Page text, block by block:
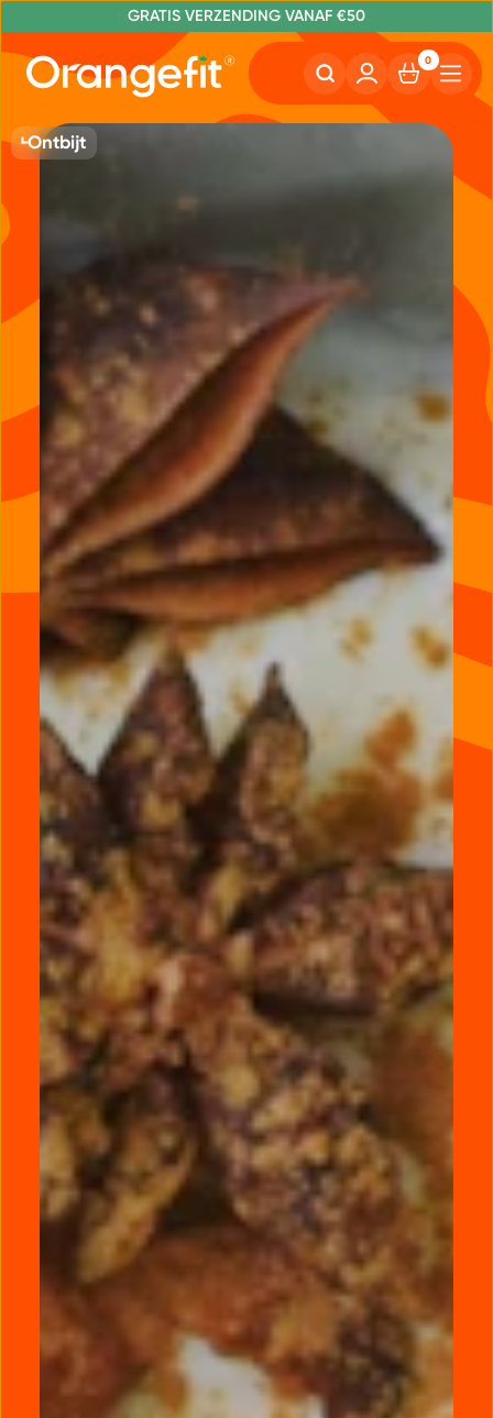
NR. 1 GETEST CONSUMENTENBOND
GRATIS VERZENDING VANAF €50
0
Ontbijt